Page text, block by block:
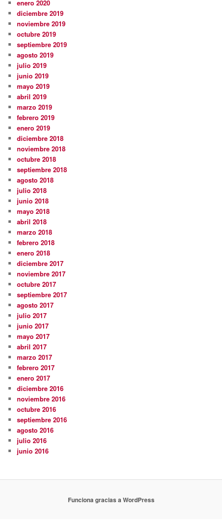
enero 2020
diciembre 2019
noviembre 2019
octubre 2019
septiembre 2019
agosto 2019
julio 2019
junio 2019
mayo 2019
abril 2019
marzo 2019
febrero 2019
enero 2019
diciembre 2018
noviembre 2018
octubre 2018
septiembre 2018
agosto 2018
julio 2018
junio 2018
mayo 2018
abril 2018
marzo 2018
febrero 2018
enero 2018
diciembre 2017
noviembre 2017
octubre 2017
septiembre 2017
agosto 2017
julio 2017
junio 2017
mayo 2017
abril 2017
marzo 2017
febrero 2017
enero 2017
diciembre 2016
noviembre 2016
octubre 2016
septiembre 2016
agosto 2016
julio 2016
junio 2016
Funciona gracias a WordPress